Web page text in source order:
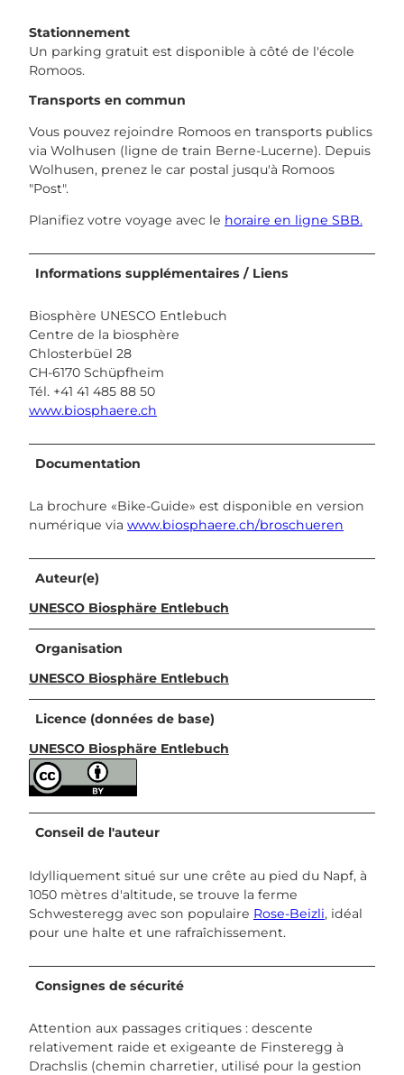
Stationnement
Un parking gratuit est disponible à côté de l'école
Romoos.
Transports en commun
Vous pouvez rejoindre Romoos en transports publics
via Wolhusen (ligne de train Berne-Lucerne). Depuis
Wolhusen, prenez le car postal jusqu'à Romoos
"Post".
Planifiez votre voyage avec le horaire en ligne SBB.
Informations supplémentaires / Liens
Biosphère UNESCO Entlebuch
Centre de la biosphère
Chlosterbüel 28
CH-6170 Schüpfheim
Tél. +41 41 485 88 50
www.biosphaere.ch
Documentation
La brochure «Bike-Guide» est disponible en version
numérique via www.biosphaere.ch/broschueren
Auteur(e)
UNESCO Biosphäre Entlebuch
Organisation
UNESCO Biosphäre Entlebuch
Licence (données de base)
UNESCO Biosphäre Entlebuch
Conseil de l'auteur
Idylliquement situé sur une crête au pied du Napf, à
1050 mètres d'altitude, se trouve la ferme
Schwesteregg avec son populaire Rose-Beizli, idéal
pour une halte et une rafraîchissement.
Consignes de sécurité
Attention aux passages critiques : descente
relativement raide et exigeante de Finsteregg à
Drachslis (chemin charretier, utilisé pour la gestion